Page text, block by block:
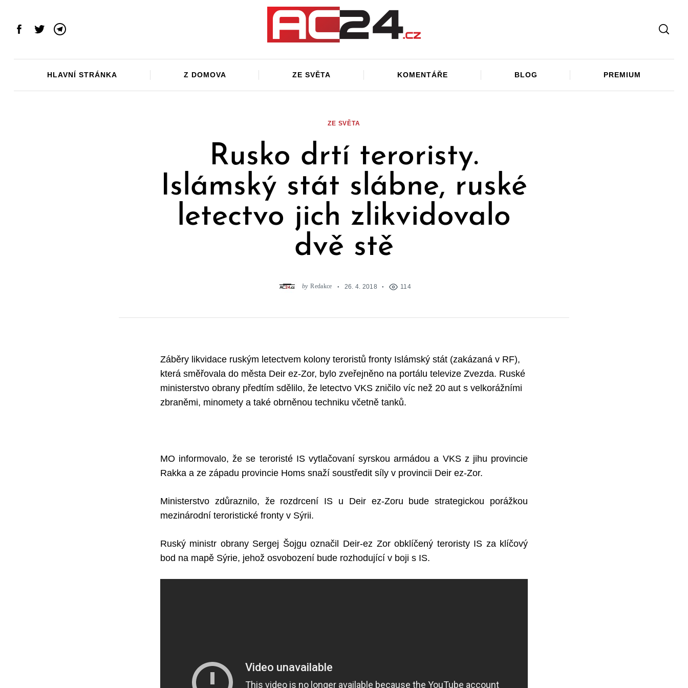
contentFacebook
TwitterTelegram
HLAVNÍ STRÁNKA Z DOMOVA ZE SVĚTA KOMENTÁŘE BLOG PREMIUM
ZE SVĚTA
Rusko drtí teroristy.
Islámský stát slábne, ruské
letectvo jich zlikvidovalo
dvě stě
by Redakce 26. 4. 2018 114
Záběry likvidace ruským letectvem kolony teroristů fronty Islámský stát (zakázaná v RF),
která směřovala do města Deir ez-Zor, bylo zveřejněno na portálu televize Zvezda. Ruské
ministerstvo obrany předtím sdělilo, že letectvo VKS zničilo víc než 20 aut s velkorážními
zbraněmi, minomety a také obrněnou techniku včetně tanků.
MO informovalo, že se teroristé IS vytlačovaní syrskou armádou a VKS z jihu provincie
Rakka a ze západu provincie Homs snaží soustředit síly v provincii Deir ez-Zor.
Ministerstvo zdůraznilo, že rozdrcení IS u Deir ez-Zoru bude strategickou porážkou
mezinárodní teroristické fronty v Sýrii.
Ruský ministr obrany Sergej Šojgu označil Deir-ez Zor obklíčený teroristy IS za klíčový
bod na mapě Sýrie, jehož osvobození bude rozhodující v boji s IS.